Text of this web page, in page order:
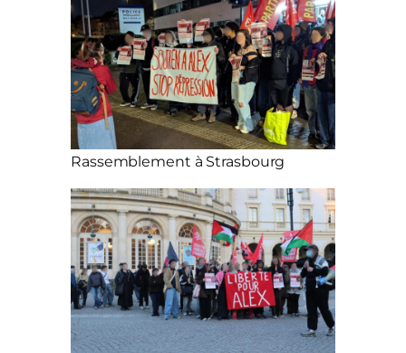
Rassemblement à Strasbourg